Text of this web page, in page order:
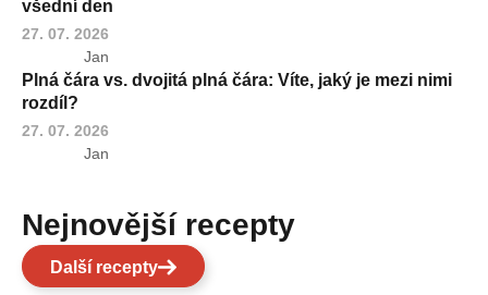
všední den
27. 07. 2026
Jan
Plná čára vs. dvojitá plná čára: Víte, jaký je mezi nimi
rozdíl?
27. 07. 2026
Jan
Nejnovější recepty
Další recepty